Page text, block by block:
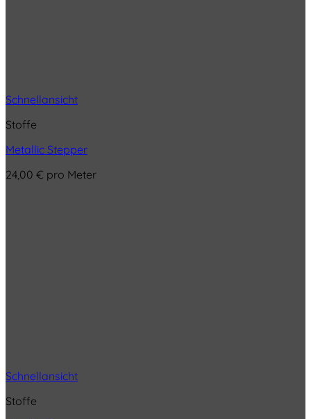
Schnellansicht
Stoffe
Metallic Stepper
24,00 € pro Meter
Schnellansicht
Stoffe